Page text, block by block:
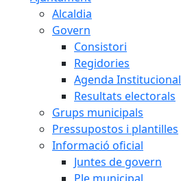
Alcaldia
Govern
Consistori
Regidories
Agenda Institucional
Resultats electorals
Grups municipals
Pressupostos i plantilles
Informació oficial
Juntes de govern